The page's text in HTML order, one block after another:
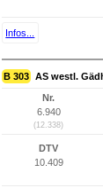
Infos...
B 303 AS westl.
Nr.
6.940
(12.338)
DTV
10.409